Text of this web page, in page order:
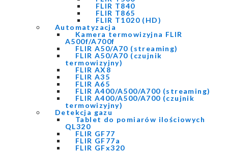
FLIR T840
FLIR T865
FLIR T1020 (HD)
Automatyzacja
Kamera termowizyjna FLIR
A500f/A700f
FLIR A50/A70 (streaming)
FLIR A50/A70 (czujnik
termowizyjny)
FLIR AX8
FLIR A35
FLIR A65
FLIR A400/A500/A700 (streaming)
FLIR A400/A500/A700 (czujnik
termowizyjny)
Detekcja gazu
Tablet do pomiarów ilościowych
QL320
FLIR GF77
FLIR GF77a
FLIR GFx320